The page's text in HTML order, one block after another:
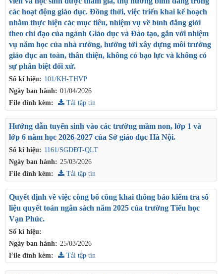
Số kí hiệu: 101/KH-THVP
Ngày ban hành: 01/04/2026
các hoạt động giáo dục. Đồng thời, việc triển khai kế hoạch
nhằm thực hiện các mục tiêu, nhiệm vụ về bình đẳng giới
theo chỉ đạo của ngành Giáo dục và Đào tạo, gắn với nhiệm
vụ năm học của nhà rường, hướng tới xây dựng môi trường
giáo dục an toàn, thân thiện, không có bạo lực và không có
sự phân biệt đối xử.
File đính kèm: Tải tập tin
Số kí hiệu: 1161/SGDĐT-QLT
Ngày ban hành: 25/03/2026
Hướng dẫn tuyển sinh vào các trường mầm non, lớp 1 và
lớp 6 năm học 2026-2027 của Sở giáo dục Hà Nội.
File đính kèm: Tải tập tin
Số kí hiệu:
Ngày ban hành: 25/03/2026
Quyết định về việc công bố công khai thông báo kiểm tra số
liệu quyết toán ngân sách năm 2025 của trường Tiểu học
Vạn Phúc.
File đính kèm: Tải tập tin